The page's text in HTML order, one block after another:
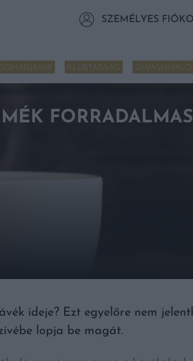
SZEMÉLYES
KLUBTAGSÁG OLVASNIVALÓ
ideje? Ezt egyelőre nem
lopja be magát.